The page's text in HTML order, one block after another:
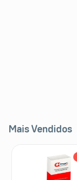
Mais Vendidos